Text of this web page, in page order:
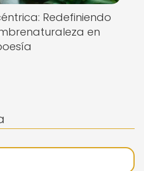
Redefiniendo
en